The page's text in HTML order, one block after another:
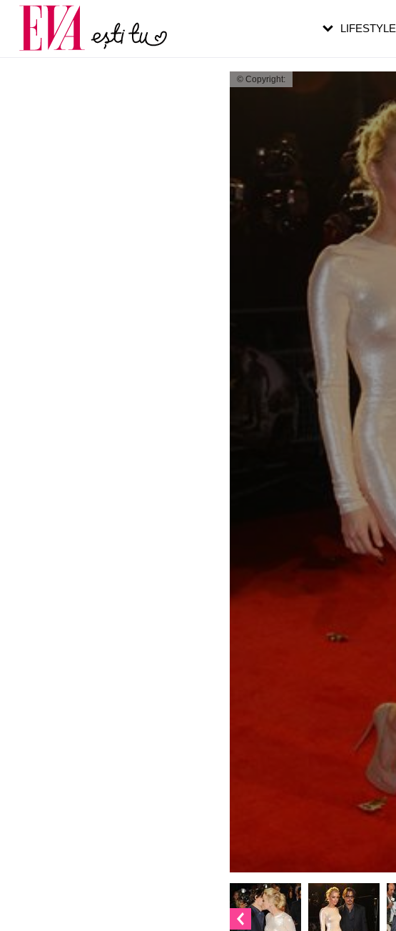
© Copyright:
LIFESTYLE
Carieră
Actualitate
pe măsură ce înaintezi în vârstă